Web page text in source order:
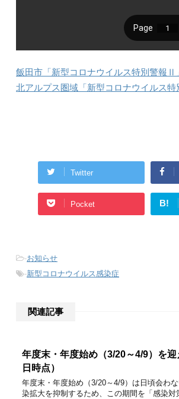
飯田市「新型コロナウイルス特別警報Ⅱ
北アルプス圏域「新型コロナウイルス
Twitter
Pocket B!
-お知らせ
-新型コロナウイルス感染症
関連記事
年度末・年度始め（3/20～4/9）を
日時点）
年度末・年度始め（3/20～4/9）は日頃会わ
染拡大を抑制するため、この期間を「感染